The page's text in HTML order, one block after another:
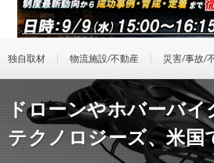
独自取材 物流施設/不動産 災害/事故/
ドローンやホバーバイ
テクノロジーズ、米国